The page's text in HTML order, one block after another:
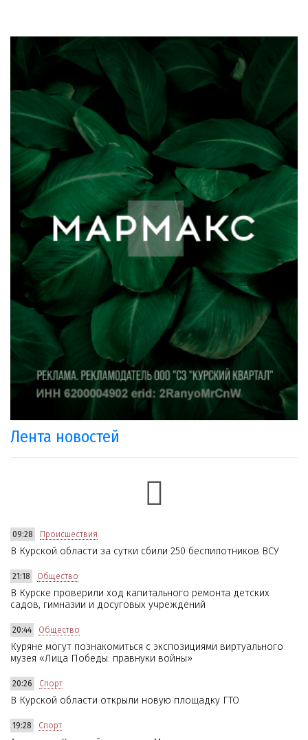
Лента новостей
09:28 Происшествия
В Курской области за сутки сбили 250 беспилотников ВСУ
21:18 Общество
В Курске проверили ход капитального ремонта детских
садов, гимназии и досуговых учреждений
20:44 Общество
Куряне могут познакомиться с экспозициями виртуального
музея «Лица Победы: правнуки войны»
20:26 Спорт
В Курской области открыли новую площадку ГТО
19:28 Спорт